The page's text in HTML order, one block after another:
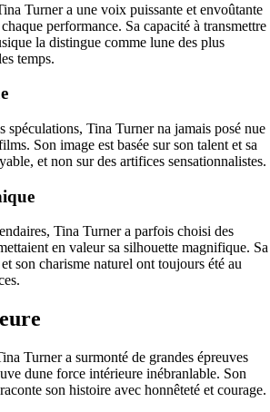
Turner a une voix puissante et envoûtante
performance. Sa capacité à transmettre
la distingue comme lune des plus
temps.
spéculations, Tina Turner na jamais posé nue
Son image est basée sur son talent et sa
et non sur des artifices sensationnalistes.
Tina Turner a parfois choisi des
en valeur sa silhouette magnifique. Sa
son charisme naturel ont toujours été au
Turner a surmonté de grandes épreuves
dune force intérieure inébranlable. Son
son histoire avec honnêteté et courage.